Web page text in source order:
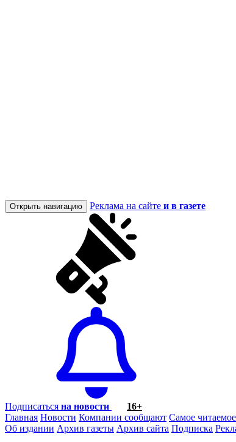
Открыть навигацию Реклама на сайте и в газете
Подписаться на новости
16+
Главная Новости Компании сообщают Самое читаемое
Об издании Архив газеты Архив сайта Подписка